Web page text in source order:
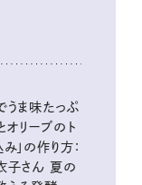
うま味たっぷ
オリーブのト
」の作り方：
子さん 夏の